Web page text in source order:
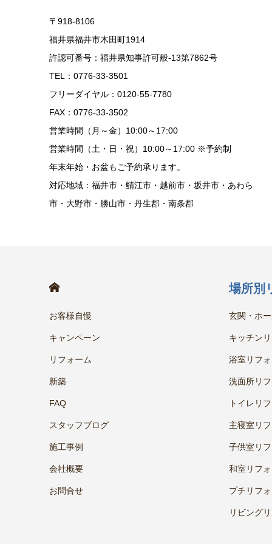
〒918-8106
福井県福井市木田町1914
許認可番号：福井県知事許可般-13第7862号
TEL：0776-33-3501
フリーダイヤル：0120-55-7780
FAX：0776-33-3502
営業時間（月～金）10:00～17:00
営業時間（土・日・祝）10:00～17:00 ※予約制
年末年始・お盆もご予約承ります。
対応地域：福井市・鯖江市・越前市・坂井市・あわら
市・大野市・勝山市・丹生郡・南条郡
お客様自慢
キャンペーン
リフォーム
新築
FAQ
スタッフブログ
施工事例
会社概要
お問合せ
場所別
玄関・ホ
キッチン
浴室リフ
洗面所リ
トイレリ
主寝室リ
子供室リ
和室リフ
プチリフ
リビング